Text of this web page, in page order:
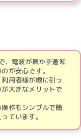
、電波が届かず通知
が安心です。
用者様が線に引っ
大きなメリットで
作もシンプルで簡
ています。